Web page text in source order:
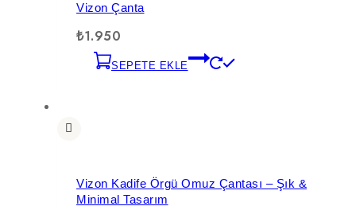
Vizon Çanta
₺1.950
SEPETE EKLE
Vizon Kadife Örgü Omuz Çantası – Şık &
Minimal Tasarım